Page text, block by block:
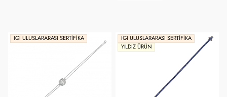
IGI ULUSLARARASI SERTIFIKA
IGI ULUSLARARASI SERTIFIKA
YILDIZ ÜRÜN